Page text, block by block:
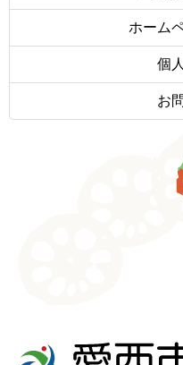
ホーム
個
お